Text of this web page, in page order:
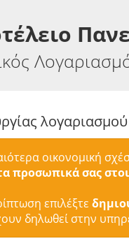
οικονομική
προσωπικά σας
επιλέξτε
δηλωθεί στην